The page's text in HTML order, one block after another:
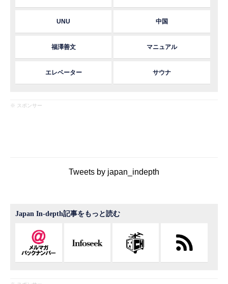
UNU 中国
福澤善文 マニュアル
エレベーター サウナ
※ スポンサー
Tweets by japan_indepth
Japan In-depth記事をもっと読む